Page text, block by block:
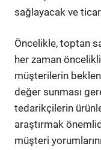
sağlayacak ve ticari
Öncelikle, toptan
her zaman
müşterilerin
değer sunması
tedarikçilerin
araştırmak
müşteri